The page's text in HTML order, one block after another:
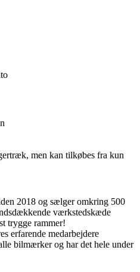
men kan tilkøbes fra kun
2018 og sælger omkring 500
værkstedskæde
trygge rammer!
erfarende medarbejdere
bilmærker og har det hele under